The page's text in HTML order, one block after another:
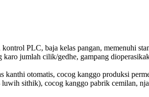
PLC, baja kelas pangan, memenuhi
karo jumlah cilik/gedhe, gampang
otomatis, cocog kanggo produksi
sithik), cocog kanggo pabrik cemilan,